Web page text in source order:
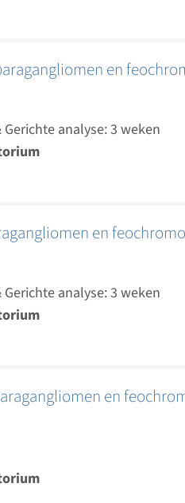
en
analyse: 3 weken
en
analyse: 3 weken
en